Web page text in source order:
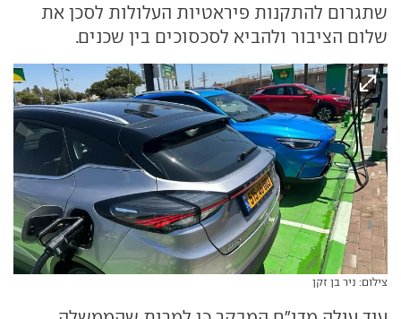
שתגרום להתקנות פיראטיות העלולות לסכן את
שלום הציבור ולהביא לסכסוכים בין שכנים.
צילום: ניר בן זקן